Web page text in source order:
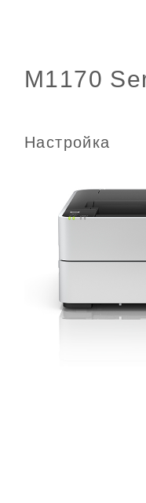
Настройка